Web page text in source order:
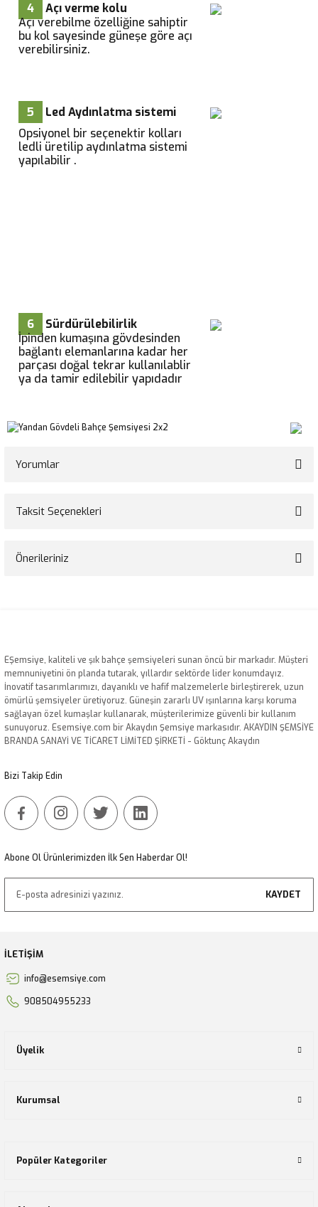
4
Açı verme kolu
Açı verebilme özelliğine sahiptir
bu kol sayesinde güneşe göre açı
verebilirsiniz.
5
Led Aydınlatma sistemi
Opsiyonel bir seçenektir kolları
ledli üretilip aydınlatma sistemi
yapılabilir .
6
Sürdürülebilirlik
İpinden kumaşına gövdesinden
bağlantı elemanlarına kadar her
parçası doğal tekrar kullanılablir
ya da tamir edilebilir yapıdadır
Yorumlar
Taksit Seçenekleri
Önerileriniz
Ürün resmi kalitesiz, bozuk veya görüntülenemiyor.
Ürün açıklamasında eksik bilgiler bulunuyor.
Ürün bilgilerinde hatalar bulunuyor.
Ürün fiyatı diğer sitelerden daha pahalı.
EŞemsiye, kaliteli ve şık bahçe şemsiyeleri sunan öncü bir markadır. Müşteri
memnuniyetini ön planda tutarak, yıllardır sektörde lider konumdayız.
İnovatif tasarımlarımızı, dayanıklı ve hafif malzemelerle birleştirerek, uzun
ömürlü şemsiyeler üretiyoruz. Güneşin zararlı UV ışınlarına karşı koruma
sağlayan özel kumaşlar kullanarak, müşterilerimize güvenli bir kullanım
sunuyoruz. Esemsiye.com bir Akaydın Şemsiye markasıdır. AKAYDIN ŞEMSİYE
BRANDA SANAYİ VE TİCARET LİMİTED ŞİRKETİ - Göktunç Akaydın
Bizi Takip Edin
Abone Ol Ürünlerimizden İlk Sen Haberdar Ol!
KAYDET
İLETİŞİM
info@esemsiye.com
908504955233
Üyelik
Kurumsal
Popüler Kategoriler